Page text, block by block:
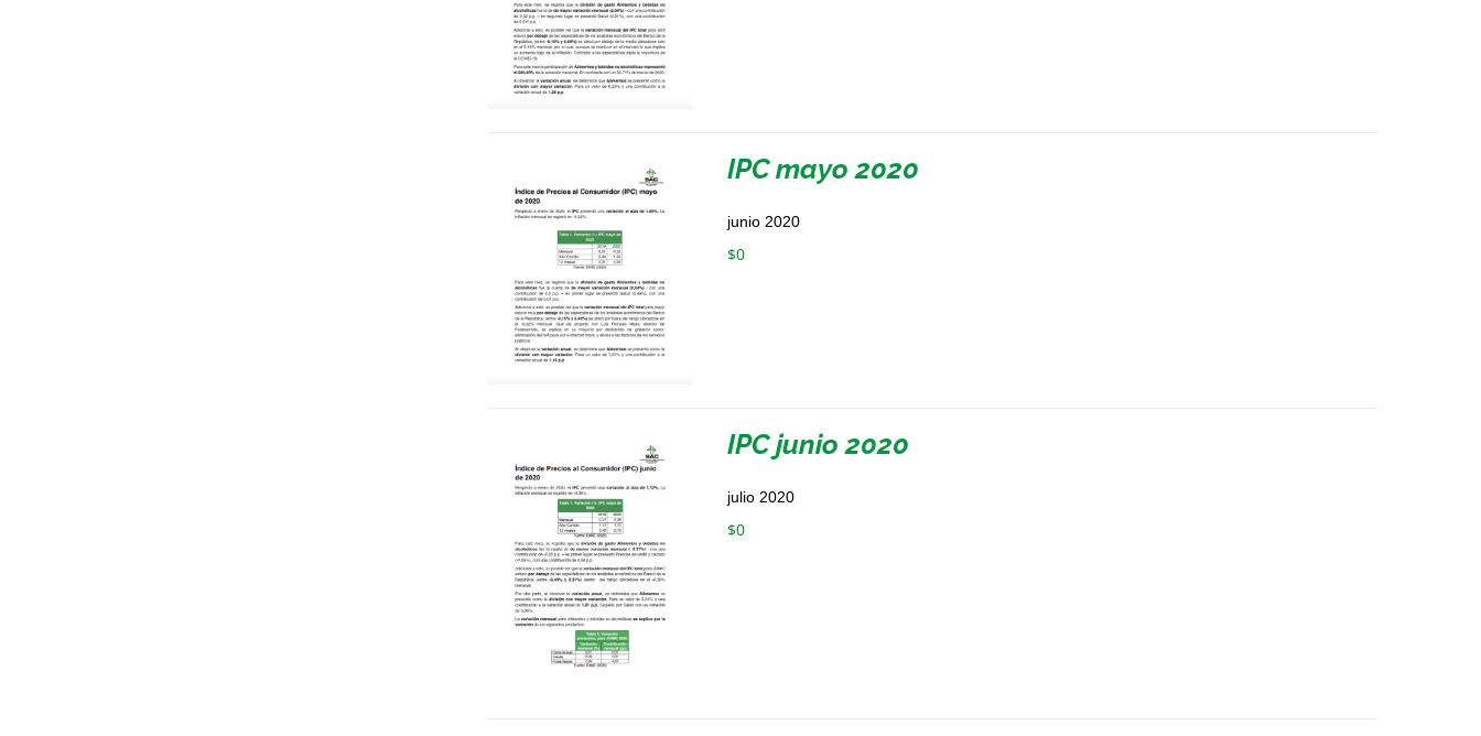
IPC mayo 2020
junio 2020
$0
IPC junio 2020
julio 2020
$0